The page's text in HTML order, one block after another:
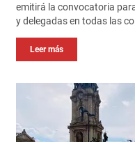
emitirá la convocatoria
y delegadas en todas las
Leer más